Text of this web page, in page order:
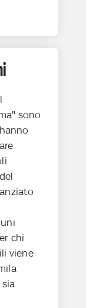
sono
chi
viene